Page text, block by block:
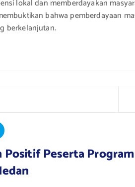
lokal dan memberdayakan
bahwa pemberdayaan
berkelanjutan.
Positif Peserta